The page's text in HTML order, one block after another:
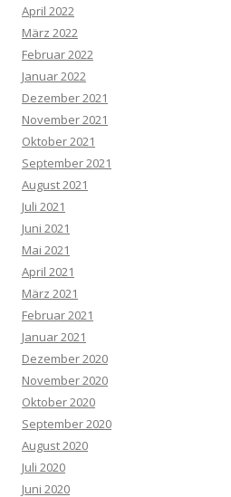
April 2022
März 2022
Februar 2022
Januar 2022
Dezember 2021
November 2021
Oktober 2021
September 2021
August 2021
Juli 2021
Juni 2021
Mai 2021
April 2021
März 2021
Februar 2021
Januar 2021
Dezember 2020
November 2020
Oktober 2020
September 2020
August 2020
Juli 2020
Juni 2020